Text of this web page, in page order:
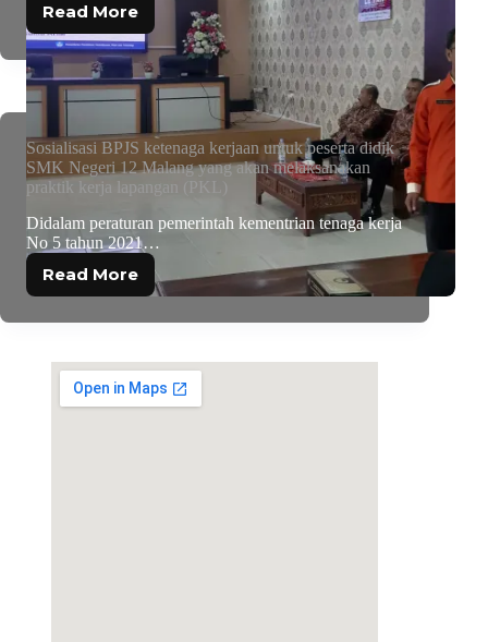
Read More
Sosialisasi BPJS ketenaga kerjaan untuk peserta didik
SMK Negeri 12 Malang yang akan melaksanakan
praktik kerja lapangan (PKL)
Didalam peraturan pemerintah kementrian tenaga kerja
No 5 tahun 2021…
Read More